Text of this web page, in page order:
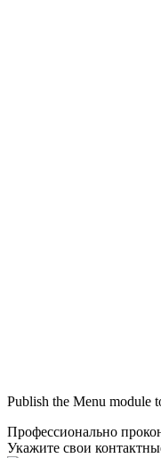
Publish the Menu module
Профессионально
Укажите свои